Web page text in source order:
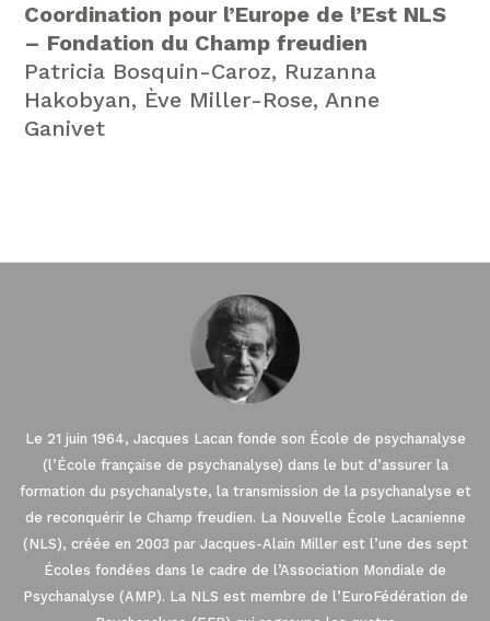
Coordination pour l’Europe de l’Est NLS
– Fondation du Champ freudien
Patricia Bosquin-Caroz, Ruzanna
Hakobyan, Ève Miller-Rose, Anne
Ganivet
Le 21 juin 1964, Jacques Lacan fonde son École de psychanalyse
(l’École française de psychanalyse) dans le but d’assurer la
formation du psychanalyste, la transmission de la psychanalyse et
de reconquérir le Champ freudien. La Nouvelle École Lacanienne
(NLS), créée en 2003 par Jacques-Alain Miller est l’une des sept
Écoles fondées dans le cadre de l’Association Mondiale de
Psychanalyse (AMP). La NLS est membre de l’EuroFédération de